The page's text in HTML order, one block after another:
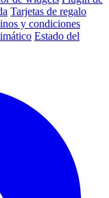
Tarjetas de regalo
y condiciones
Estado del